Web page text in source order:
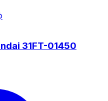
31FT-01450